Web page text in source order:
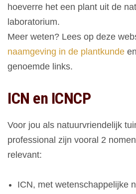
hoeverre het een plant uit de
laboratorium.
Meer weten? Lees op deze
naamgeving in de plantkunde
genoemde links.
ICN en ICNCP
Voor jou als natuurvriendelijk
professional zijn vooral 2
relevant:
ICN, met wetenschappelijke